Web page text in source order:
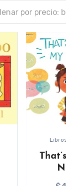
precio: